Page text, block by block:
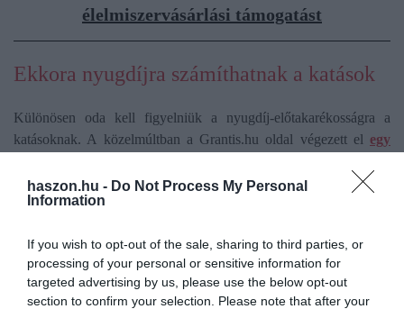
haszon.hu - Do Not Process My Personal
Information
If you wish to opt-out of the sale, sharing to third parties, or
processing of your personal or sensitive information for
targeted advertising by us, please use the below opt-out
section to confirm your selection. Please note that after your
élelmiszervásárlási támogatást
Ekkora nyugdíjra számíthatnak a katások
Különösen oda kell figyelniük a nyugdíj-előtakarékosságra a
katásoknak. A közelmúltban a Grantis.hu oldal végezett el egy
adózók, például a taxisok. A katások nyugdíjalapja 2022 óta
változatlan. Mindeközben a katások nyugdíjszámításában is
ugyanis, akiknek a nyugdíjszámítás alapjául szolgáló keresete nem
éri el a minimálbért, az aktuális minimálbérhez viszonyítva
arányosítják a szolgálati idejüket.